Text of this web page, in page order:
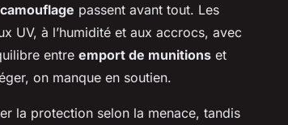
camouflage passent avant tout. Les
UV, à l’humidité et aux accrocs, avec
entre emport de munitions et
on manque en soutien.
la protection selon la menace, tandis